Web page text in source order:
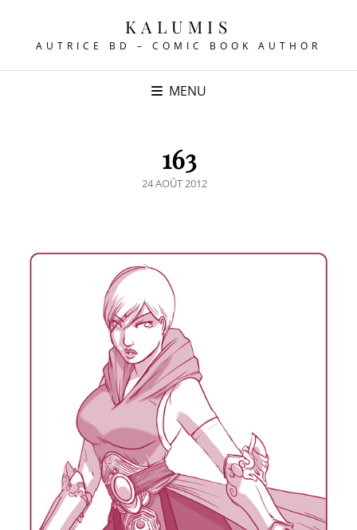
KALUMIS
AUTRICE BD – COMIC BOOK AUTHOR
MENU
163
POSTED
24 AOÛT 2012